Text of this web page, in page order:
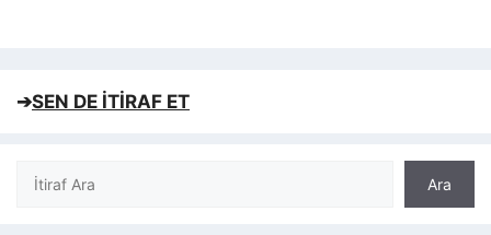
➔SEN DE İTİRAF ET
Ara
Ara